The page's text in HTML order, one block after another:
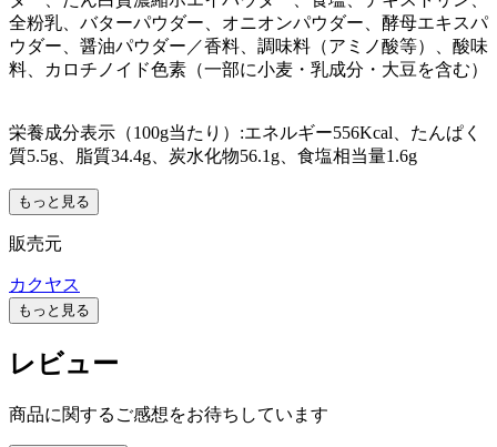
全粉乳、バターパウダー、オニオンパウダー、酵母エキスパ
ウダー、醤油パウダー／香料、調味料（アミノ酸等）、酸味
料、カロチノイド色素（一部に小麦・乳成分・大豆を含む）
栄養成分表示（100g当たり）:エネルギー556Kcal、たんぱく
質5.5g、脂質34.4g、炭水化物56.1g、食塩相当量1.6g
もっと見る
販売元
カクヤス
もっと見る
レビュー
商品に関するご感想をお待ちしています